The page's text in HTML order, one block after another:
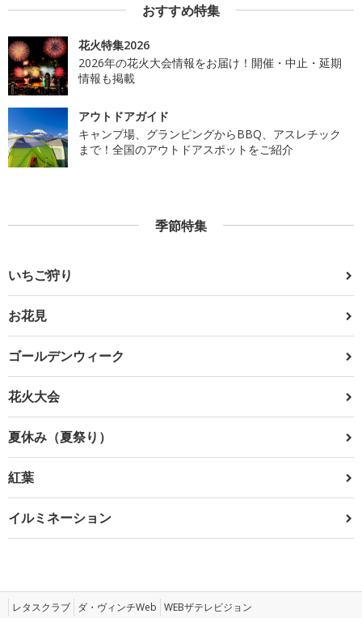
おすすめ特集
花火特集2026
2026年の花火大会情報をお届け！開催・中止・延期
情報も掲載
アウトドアガイド
キャンプ場、グランピングからBBQ、アスレチック
まで！全国のアウトドアスポットをご紹介
季節特集
いちご狩り
お花見
ゴールデンウィーク
花火大会
夏休み（夏祭り）
紅葉
イルミネーション
レタスクラブ ダ・ヴィンチWeb WEBザテレビジョン